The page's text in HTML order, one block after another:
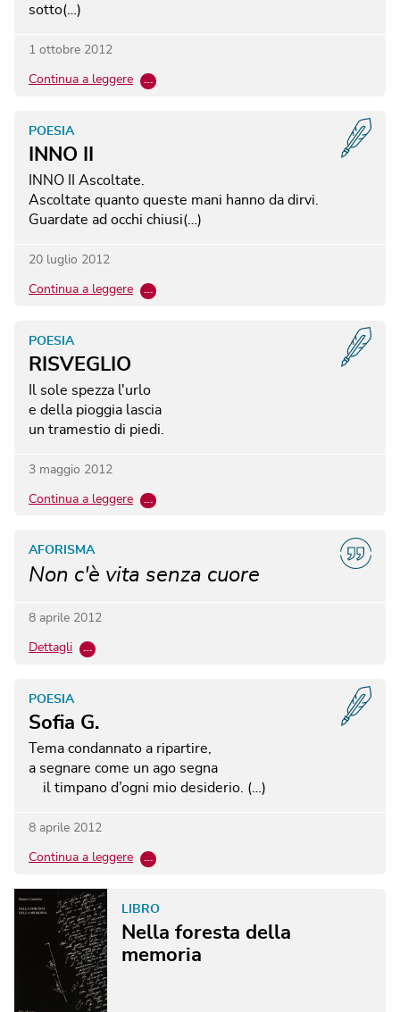
sotto(…)
1 ottobre 2012
Continua a leggere …
INNO II
POESIA
INNO II
Ascoltate.
Ascoltate quanto queste mani hanno da dirvi.
Guardate ad occhi chiusi(…)
20 luglio 2012
Continua a leggere …
RISVEGLIO
POESIA
Il sole spezza l'urlo
e della pioggia lascia
un tramestio di piedi.
3 maggio 2012
Continua a leggere …
Non c'è vita senza cuore
AFORISMA
8 aprile 2012
Dettagli …
Sofia G.
POESIA
Tema condannato a ripartire,
a segnare come un ago segna
il timpano d’ogni mio desiderio. (…)
8 aprile 2012
Continua a leggere …
Nella foresta della
memoria
LIBRO